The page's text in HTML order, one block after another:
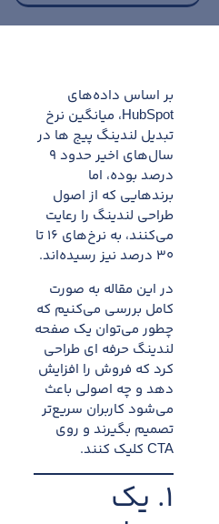
بر اساس داده‌های
HubSpot، میانگین نرخ
تبدیل لندینگ پیج ها در
سال‌های اخیر حدود ۹
درصد بوده، اما
برندهایی که از اصول
طراحی لندینگ را رعایت
می‌کنند، به نرخ‌های ۱۶ تا
۳۰ درصد نیز رسیده‌اند.
در این مقاله به صورت
کامل بررسی می‌کنیم که
چطور می‌توان یک صفحه
لندینگ حرفه ای طراحی
کرد که فروش را افزایش
دهد و چه اصولی باعث
می‌شود کاربران سریع‌تر
تصمیم بگیرند و روی
CTA کلیک کنند.
۱. یک